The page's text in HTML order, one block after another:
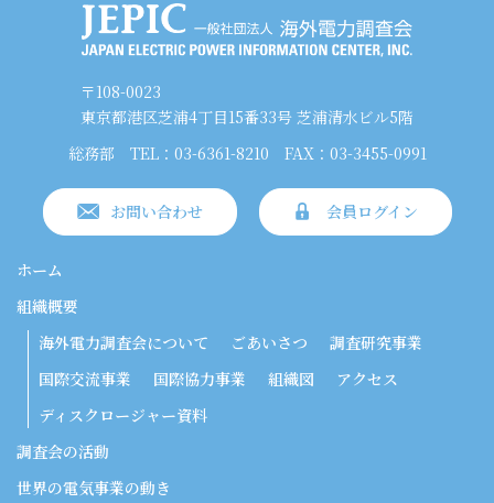
〒108-0023
東京都港区芝浦4丁目15番33号 芝浦清水ビル5階
総務部
TEL：03-6361-8210 FAX：03-3455-0991
お問い合わせ 会員ログイン
ホーム
組織概要
海外電力調査会について
ごあいさつ
調査研究事業
国際交流事業
国際協力事業 組織図
アクセス
ディスクロージャー資料
調査会の活動
世界の電気事業の動き